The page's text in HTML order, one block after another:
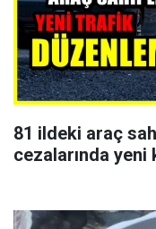
81 ildeki araç
cezalarında yeni